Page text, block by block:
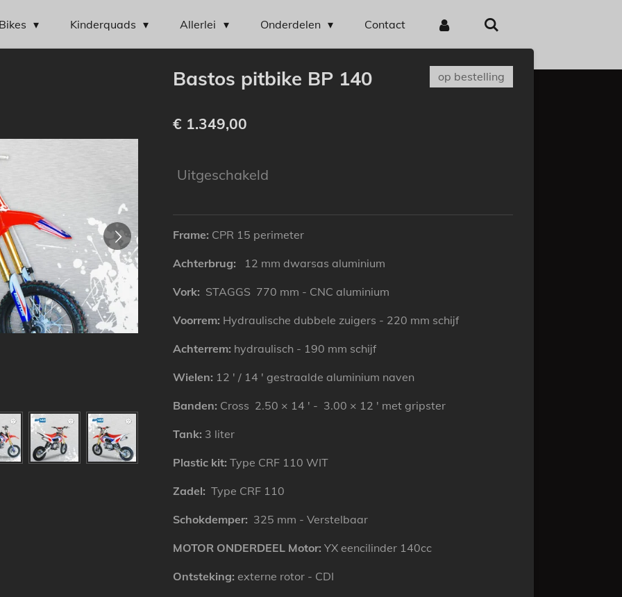
Bikes Kinderquads Allerlei Onderdelen Contact
Bastos pitbike BP 140 op bestelling
€ 1.349,00
Uitgeschakeld
Frame: CPR 15 perimeter
Achterbrug: 12 mm dwarsas aluminium
Vork: STAGGS 770 mm - CNC aluminium
Voorrem: Hydraulische dubbele zuigers - 220 mm schijf
Achterrem: hydraulisch - 190 mm schijf
Wielen: 12 ′ / 14 ′ gestraalde aluminium naven
Banden: Cross 2.50 × 14 ′ - 3.00 × 12 ′ met gripster
Tank: 3 liter
Plastic kit: Type CRF 110 WIT
Zadel: Type CRF 110
Schokdemper: 325 mm - Verstelbaar
MOTOR ONDERDEEL Motor: YX eencilinder 140cc
Ontsteking: externe rotor - CDI